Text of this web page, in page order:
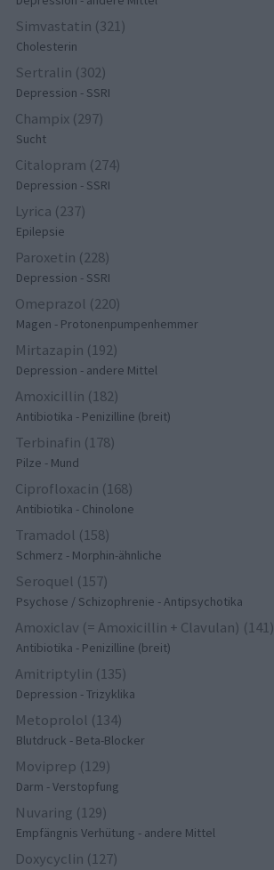
Simvastatin (321)
Cholesterin
Sertralin (302)
Depression - SSRI
Champix (297)
Sucht
Citalopram (274)
Depression - SSRI
Lyrica (237)
Epilepsie
Paroxetin (228)
Depression - SSRI
Omeprazol (220)
Magen - Protonenpumpenhemmer
Mirtazapin (192)
Depression - andere Mittel
Amoxicillin (182)
Antibiotika - Penizilline (breit)
Terbinafin (178)
Pilze - Mund
Ciprofloxacin (168)
Antibiotika - Chinolone
Tramadol (158)
Schmerz - Morphin-ähnliche
Seroquel (157)
Psychose / Schizophrenie - Antipsychotika
Amoxiclav (= Amoxicillin + Clavulan) (141)
Antibiotika - Penizilline (breit)
Amitriptylin (135)
Depression - Trizyklika
Metoprolol (134)
Blutdruck - Beta-Blocker
Moviprep (129)
Darm - Verstopfung
Nuvaring (129)
Empfängnis Verhütung - andere Mittel
Doxycyclin (127)